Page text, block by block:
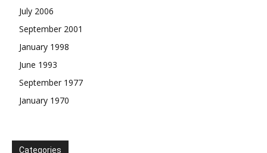
July 2006
September 2001
January 1998
June 1993
September 1977
January 1970
Categories